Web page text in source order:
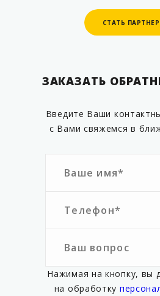
СТАТЬ
СТАТЬ
ЗАКАЗАТЬ
Введите Ваши
с Вами свяжемся в
Нажимая на кнопку, вы
на обработку